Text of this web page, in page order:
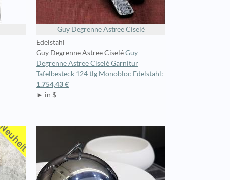
Guy Degrenne Astree Ciselé
Edelstahl
Guy Degrenne Astree CiseléGuy
Degrenne Astree Ciselé Garnitur
Tafelbesteck 124 tlg Monobloc Edelstahl:
1.754,43 €
► in $